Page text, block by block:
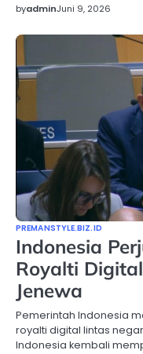
byadminJuni 9, 2026
PREMANSTYLE.BIZ.ID
Indonesia
Royalti
Jenewa
Pemerintah Indonesia
royalti digital lintas
Indonesia kembali